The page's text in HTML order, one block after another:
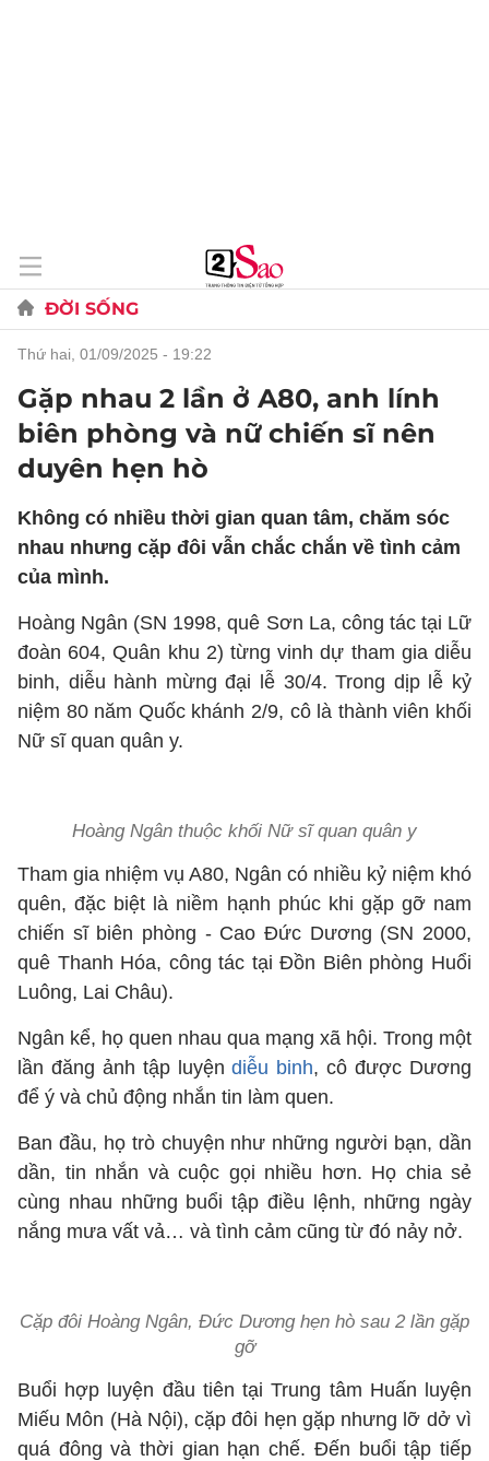
ĐỜI SỐNG
thứ hai, 01/09/2025 - 19:22
Gặp nhau 2 lần ở A80, anh lính
biên phòng và nữ chiến sĩ nên
duyên hẹn hò
Không có nhiều thời gian quan tâm, chăm sóc
nhau nhưng cặp đôi vẫn chắc chắn về tình cảm
của mình.
Hoàng Ngân (SN 1998, quê Sơn La, công tác tại Lữ
đoàn 604, Quân khu 2) từng vinh dự tham gia diễu
binh, diễu hành mừng đại lễ 30/4. Trong dịp lễ kỷ
niệm 80 năm Quốc khánh 2/9, cô là thành viên khối
Nữ sĩ quan quân y.
Hoàng Ngân thuộc khối Nữ sĩ quan quân y
Tham gia nhiệm vụ A80, Ngân có nhiều kỷ niệm khó
quên, đặc biệt là niềm hạnh phúc khi gặp gỡ nam
chiến sĩ biên phòng - Cao Đức Dương (SN 2000,
quê Thanh Hóa, công tác tại Đồn Biên phòng Huổi
Luông, Lai Châu).
Ngân kể, họ quen nhau qua mạng xã hội. Trong một
lần đăng ảnh tập luyệndiễu binh, cô được Dương
để ý và chủ động nhắn tin làm quen.
Ban đầu, họ trò chuyện như những người bạn, dần
dần, tin nhắn và cuộc gọi nhiều hơn. Họ chia sẻ
cùng nhau những buổi tập điều lệnh, những ngày
nắng mưa vất vả… và tình cảm cũng từ đó nảy nở.
Cặp đôi Hoàng Ngân, Đức Dương hẹn hò sau 2 lần gặp
gỡ
Buổi hợp luyện đầu tiên tại Trung tâm Huấn luyện
Miếu Môn (Hà Nội), cặp đôi hẹn gặp nhưng lỡ dở vì
quá đông và thời gian hạn chế. Đến buổi tập tiếp